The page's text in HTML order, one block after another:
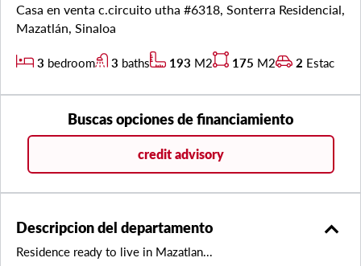
Casa en venta c.circuito utha #6318, Sonterra Residencial,
Mazatlán, Sinaloa
3 bedroom 3 baths 193 M2 175 M2 2 Estac
Buscas opciones de financiamiento
credit advisory
Descripcion del departamento expand_less
Residence ready to live in Mazatlan...